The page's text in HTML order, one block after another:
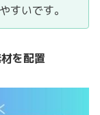
すいです。
を配置